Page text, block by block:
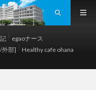
egaoナース
外部]
Healthy cafe ohana